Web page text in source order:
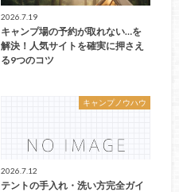
2026.7.19
キャンプ場の予約が取れない…を
解決！人気サイトを確実に押さえ
る9つのコツ
キャンプノウハウ
2026.7.12
テントの手入れ・洗い方完全ガイ